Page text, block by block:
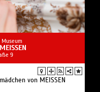
Museum
9
von MEISSEN